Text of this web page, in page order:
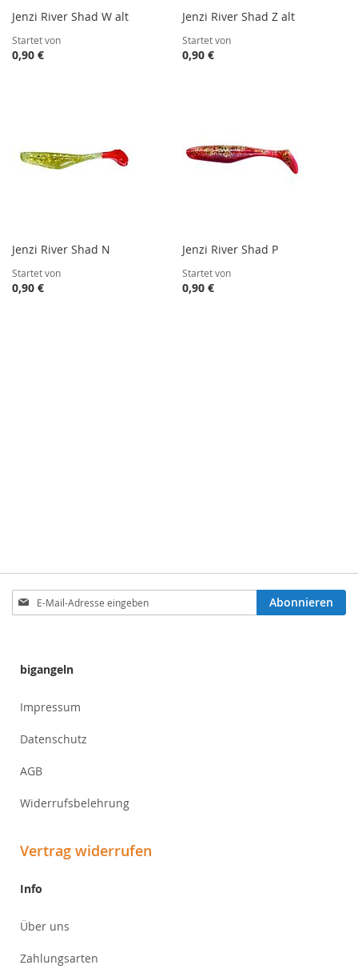
Jenzi River Shad W alt
Startet von
0,90 €
Jenzi River Shad Z alt
Startet von
0,90 €
Jenzi River Shad N
Startet von
0,90 €
Jenzi River Shad P
Startet von
0,90 €
Anmeldung
zum
Abonnieren
bigangeln
Impressum
Datenschutz
AGB
Widerrufsbelehrung
Vertrag widerrufen
Info
Über uns
Zahlungsarten